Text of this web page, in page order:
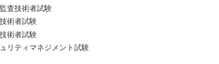
査技術者試験
術者試験
術者試験
リティマネジメント試験